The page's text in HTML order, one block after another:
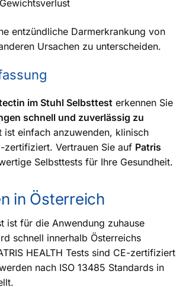
entzündliche Darmerkrankung von
Ursachen zu unterscheiden.
im Stuhl Selbsttest erkennen Sie
schnell und zuverlässig zu
ist einfach anzuwenden, klinisch
zertifiziert. Vertrauen Sie auf Patris
Selbsttests für Ihre Gesundheit.
in Österreich
ist für die Anwendung zuhause
schnell innerhalb Österreichs
HEALTH Tests sind CE-zertifiziert
nach ISO 13485 Standards in